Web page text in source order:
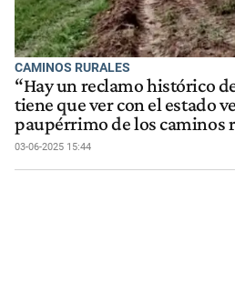
CAMINOS RURALES
“Hay un reclamo histórico
tiene que ver con el estado
paupérrimo de los caminos
03-06-2025 15:44